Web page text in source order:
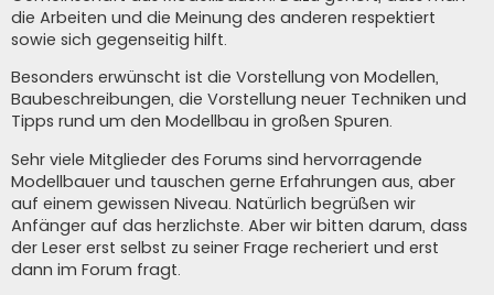
die Arbeiten und die Meinung des anderen respektiert
sowie sich gegenseitig hilft.
Besonders erwünscht ist die Vorstellung von Modellen,
Baubeschreibungen, die Vorstellung neuer Techniken und
Tipps rund um den Modellbau in großen Spuren.
Sehr viele Mitglieder des Forums sind hervorragende
Modellbauer und tauschen gerne Erfahrungen aus, aber
auf einem gewissen Niveau. Natürlich begrüßen wir
Anfänger auf das herzlichste. Aber wir bitten darum, dass
der Leser erst selbst zu seiner Frage recheriert und erst
dann im Forum fragt.